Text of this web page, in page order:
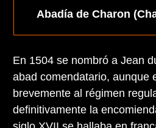
Abadía de Charon
En 1504 se nombró a Jean
abad comendatario, aunque
brevemente al régimen
definitivamente la